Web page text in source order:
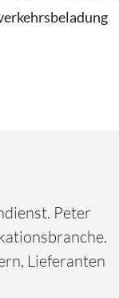
Peter
Lieferanten